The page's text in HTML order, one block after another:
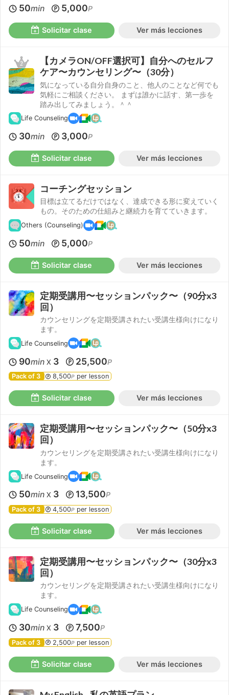
50min 5,000P
Solicitar clase Ver más lecciones
【カメラON/OFF選択可】自分へのセルフ
ケア〜カウンセリング〜（30分）
気になっている自分自身のこと、他人のことなど何でも
気軽にご相談ください。 まずは誰かに話す、第一歩を
踏み出してみましょう。＾＾
Life Counseling
30min 3,000P
Solicitar clase Ver más lecciones
コーチングセッション
目標は立てるだけではなく、達成できる形に変えていく
もの。そのための仕組みと継続力を育てていきます。
Others (Counseling)
50min 5,000P
Solicitar clase Ver más lecciones
定期受講用〜セッションパック〜（90分x3
回）
カウンセリングを定期受講されたい受講生様向けになり
ます。
Life Counseling
90min X 3 25,500P
Pack of 3 8,500P per lesson
Solicitar clase Ver más lecciones
定期受講用〜セッションパック〜（50分x3
回）
カウンセリングを定期受講されたい受講生様向けになり
ます。
Life Counseling
50min X 3 13,500P
Pack of 3 4,500P per lesson
Solicitar clase Ver más lecciones
定期受講用〜セッションパック〜（30分x3
回）
カウンセリングを定期受講されたい受講生様向けになり
ます。
Life Counseling
30min X 3 7,500P
Pack of 3 2,500P per lesson
Solicitar clase Ver más lecciones